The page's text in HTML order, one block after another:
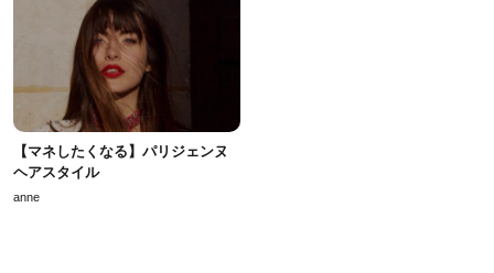
【マネしたくなる】パリジェンヌ
ヘアスタイル
anne